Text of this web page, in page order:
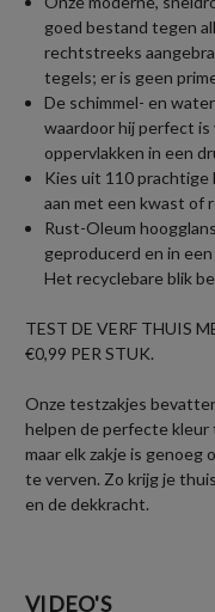
goed bestand tegen
rechtstreeks
tegels; er is geen
De schimmel- en
waardoor hij perfect
oppervlakken in een
Kies uit 110 prachtige
aan met een kwast of
Rust-Oleum
geproducerd en in
Het recyclebare blik
TEST DE VERF THUIS
€0,99 PER STUK.
Onze testzakjes
helpen de perfecte kleur
maar elk zakje is genoeg
te verven. Zo krijg je
en de dekkracht.
VIDEO'S